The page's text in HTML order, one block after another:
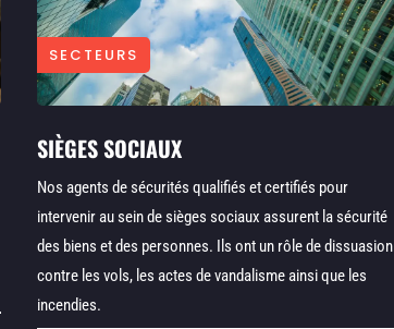
SECTEURS
SIÈGES SOCIAUX
Nos agents de sécurités qualifiés et certifiés pour
intervenir au sein de sièges sociaux assurent la sécurité
des biens et des personnes. Ils ont un rôle de dissuasion
contre les vols, les actes de vandalisme ainsi que les
incendies.